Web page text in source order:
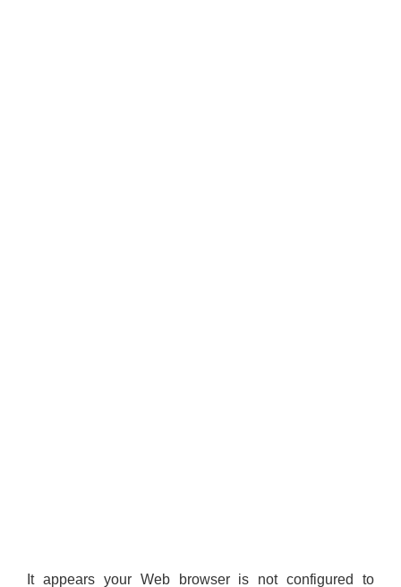
It appears your Web browser is not configured to